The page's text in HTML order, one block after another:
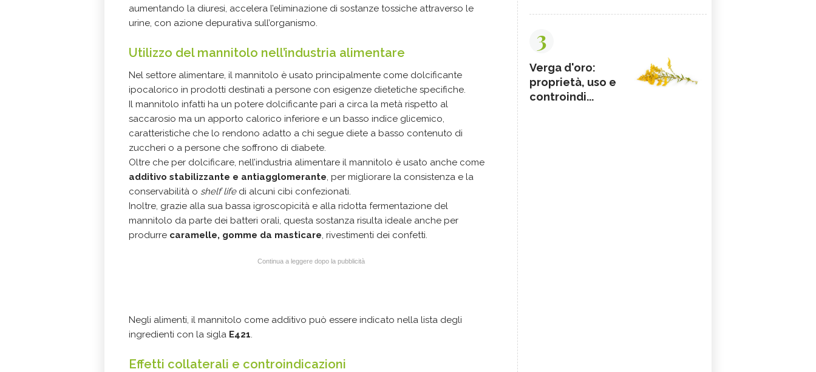
aumentando la diuresi, accelera l’eliminazione di sostanze tossiche attraverso le
urine, con azione depurativa sull’organismo.
Utilizzo del mannitolo nell’industria alimentare
Nel settore alimentare, il mannitolo è usato principalmente come dolcificante
ipocalorico in prodotti destinati a persone con esigenze dietetiche specifiche.
Il mannitolo infatti ha un potere dolcificante pari a circa la metà rispetto al
saccarosio ma un apporto calorico inferiore e un basso indice glicemico,
caratteristiche che lo rendono adatto a chi segue diete a basso contenuto di
zuccheri o a persone che soffrono di diabete.
Oltre che per dolcificare, nell’industria alimentare il mannitolo è usato anche come
additivo stabilizzante e antiagglomerante, per migliorare la consistenza e la
conservabilità o shelf lifedi alcuni cibi confezionati.
Inoltre, grazie alla sua bassa igroscopicità e alla ridotta fermentazione del
mannitolo da parte dei batteri orali, questa sostanza risulta ideale anche per
produrre caramelle, gomme da masticare, rivestimenti dei confetti.
Continua a leggere dopo la pubblicità
Negli alimenti, il mannitolo come additivo può essere indicato nella lista degli
ingredienti con la sigla E421.
Effetti collaterali e controindicazioni
3
Verga d'oro:
proprietà, uso e
controindi...